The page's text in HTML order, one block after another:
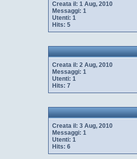
Creata il: 1 Aug, 2010
Messaggi: 1
Utenti: 1
Hits: 5
Creata il: 2 Aug, 2010
Messaggi: 1
Utenti: 1
Hits: 7
Creata il: 3 Aug, 2010
Messaggi: 1
Utenti: 1
Hits: 6